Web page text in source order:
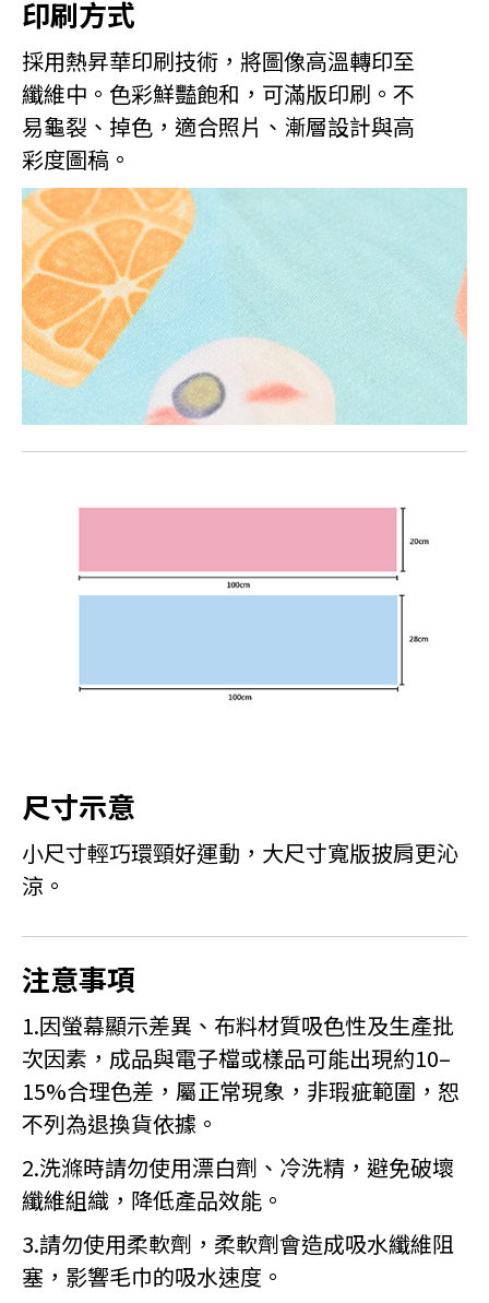
印刷方式
採用熱昇華印刷技術，將圖像高溫轉印至
纖維中。色彩鮮豔飽和，可滿版印刷。不
易龜裂、掉色，適合照片、漸層設計與高
彩度圖稿。
尺寸示意
小尺寸輕巧環頸好運動，大尺寸寬版披肩更沁
涼。
注意事項
1.因螢幕顯示差異、布料材質吸色性及生產批
次因素，成品與電子檔或樣品可能出現約10–
15%合理色差，屬正常現象，非瑕疵範圍，恕
不列為退換貨依據。
2.洗滌時請勿使用漂白劑、冷洗精，避免破壞
纖維組織，降低產品效能。
3.請勿使用柔軟劑，柔軟劑會造成吸水纖維阻
塞，影響毛巾的吸水速度。